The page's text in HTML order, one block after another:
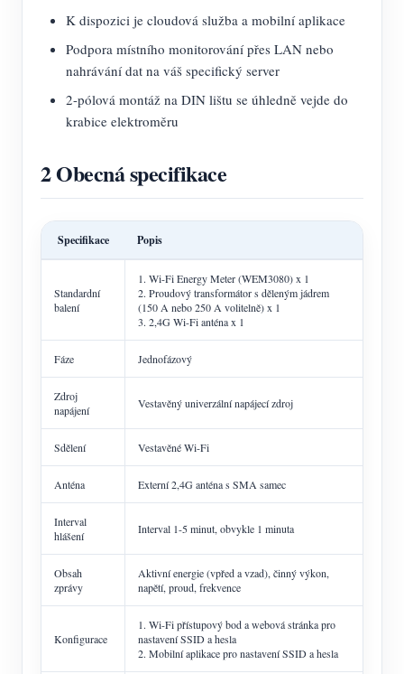
K dispozici je cloudová služba a mobilní aplikace
Podpora místního monitorování přes LAN nebo
nahrávání dat na váš specifický server
2-pólová montáž na DIN lištu se úhledně vejde do
krabice elektroměru
2 Obecná specifikace
Specifikace Popis
Standardní
balení
1. Wi-Fi Energy Meter (WEM3080) x 1
2. Proudový transformátor s děleným jádrem
(150 A nebo 250 A volitelně) x 1
3. 2,4G Wi-Fi anténa x 1
Fáze Jednofázový
Zdroj
napájení
Vestavěný univerzální napájecí zdroj
Sdělení Vestavěné Wi-Fi
Anténa Externí 2,4G anténa s SMA samec
Interval
hlášení
Interval 1-5 minut, obvykle 1 minuta
Obsah
zprávy
Aktivní energie (vpřed a vzad), činný výkon,
napětí, proud, frekvence
Konfigurace
1. Wi-Fi přístupový bod a webová stránka pro
nastavení SSID a hesla
2. Mobilní aplikace pro nastavení SSID a hesla